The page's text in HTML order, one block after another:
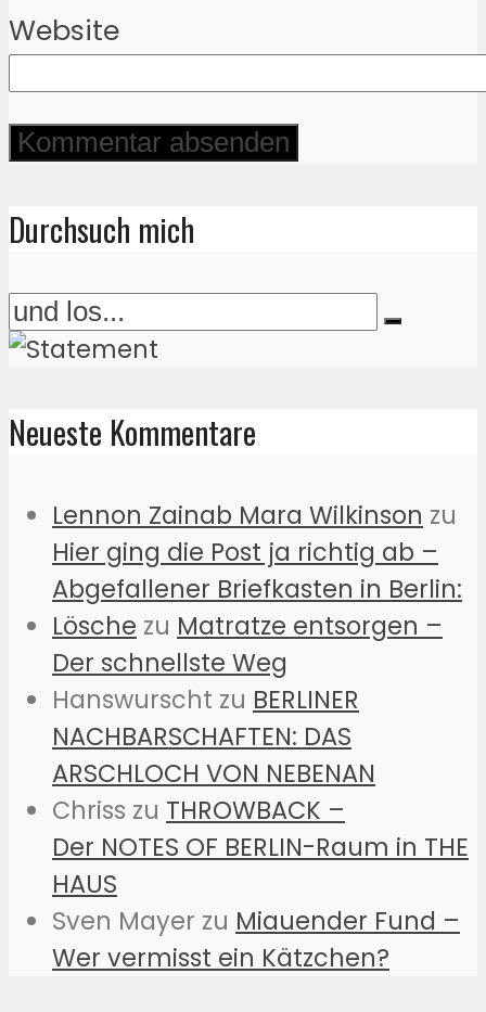
Website
Durchsuch mich
Neueste Kommentare
Lennon Zainab Mara Wilkinson zu
Hier ging die Post ja richtig ab –
Abgefallener Briefkasten in Berlin:
Lösche zu Matratze entsorgen –
Der schnellste Weg
Hanswurscht zu BERLINER
NACHBARSCHAFTEN: DAS
ARSCHLOCH VON NEBENAN
Chriss zu THROWBACK –
Der NOTES OF BERLIN-Raum in THE
HAUS
Sven Mayer zu Miauender Fund –
Wer vermisst ein Kätzchen?